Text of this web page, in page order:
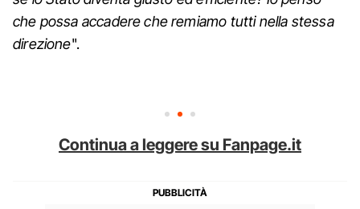
che possa accadere che remiamo tutti nella stessa
direzione".
Continua a leggere su Fanpage.it